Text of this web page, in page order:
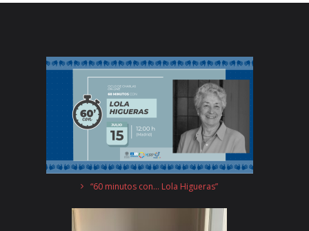
“60 minutos con… Lola Higueras”